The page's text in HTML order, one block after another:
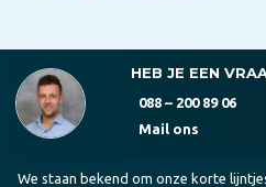
HEB JE EEN
088 – 200 89 06
Mail ons
We staan bekend om onze korte